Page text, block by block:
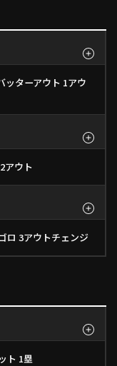
ッターアウト 1アウ
アウト
ロ 3アウトチェンジ
ト 1塁